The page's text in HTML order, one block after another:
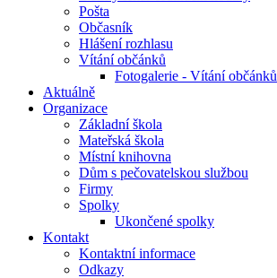
Pošta
Občasník
Hlášení rozhlasu
Vítání občánků
Fotogalerie - Vítání občánků
Aktuálně
Organizace
Základní škola
Mateřská škola
Místní knihovna
Dům s pečovatelskou službou
Firmy
Spolky
Ukončené spolky
Kontakt
Kontaktní informace
Odkazy